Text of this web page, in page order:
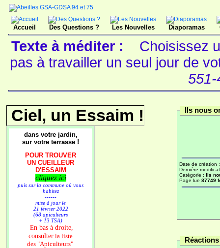
Accueil Des Questions ? Les Nouvelles Diaporamas
Texte à méditer :
Choisissez
pas à travailler un seul jour de
551-
Ciel, un Essaim !
dans votre jardin,
sur votre terrasse !
POUR TROUVER
UN CUEILLEUR
D'ESSAIM
cliquez ici
puis sur la commune où vous
habitez
------
mise à jour le
21 février 2022
(68 apiculteurs
+ 13 TSA)
En bas à droite,
consulter la liste
des "Apiculteurs"
Ils nous
Date de création
Dernière
Catégorie : Ils
Page lue 87749